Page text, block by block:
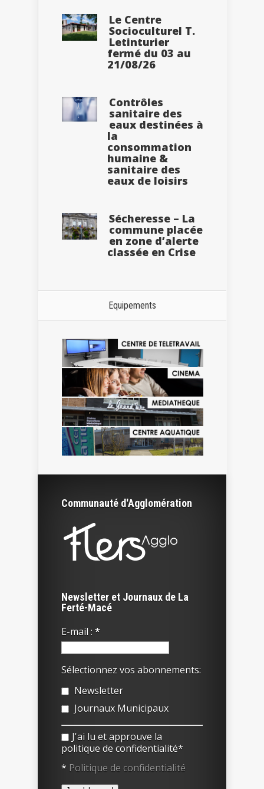
Le Centre
Socioculturel T.
Letinturier
fermé du 03 au
21/08/26
Contrôles
sanitaire des
eaux destinées à
la
consommation
humaine &
sanitaire des
eaux de loisirs
Sécheresse – La
commune placée
en zone d’alerte
classée en Crise
Equipements
Communauté d'Agglomération
Newsletter et Journaux de La
Ferté-Macé
E-mail : *
Sélectionnez vos abonnements:
Newsletter
Journaux Municipaux
J'ai lu et approuve la
politique de confidentialité*
* Politique de confidentialité